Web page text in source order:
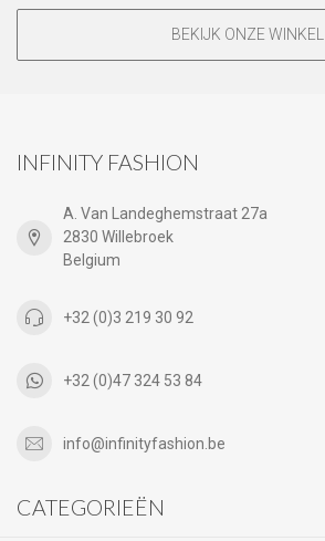
BEKIJK ONZE WINKEL
INFINITY FASHION
A. Van Landeghemstraat 27a
2830 Willebroek
Belgium
+32 (0)3 219 30 92
+32 (0)47 324 53 84
info@infinityfashion.be
CATEGORIEËN